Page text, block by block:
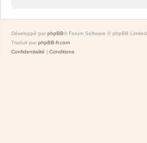
Développé par phpBB® Forum Software © phpBB Limited
Traduit par phpBB-fr.com
Confidentialité | Conditions